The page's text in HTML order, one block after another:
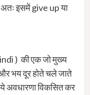
इसमें give up या
) की एक जो मुख्य
भय दूर होते चले जाते
अवधारणा विकसित कर